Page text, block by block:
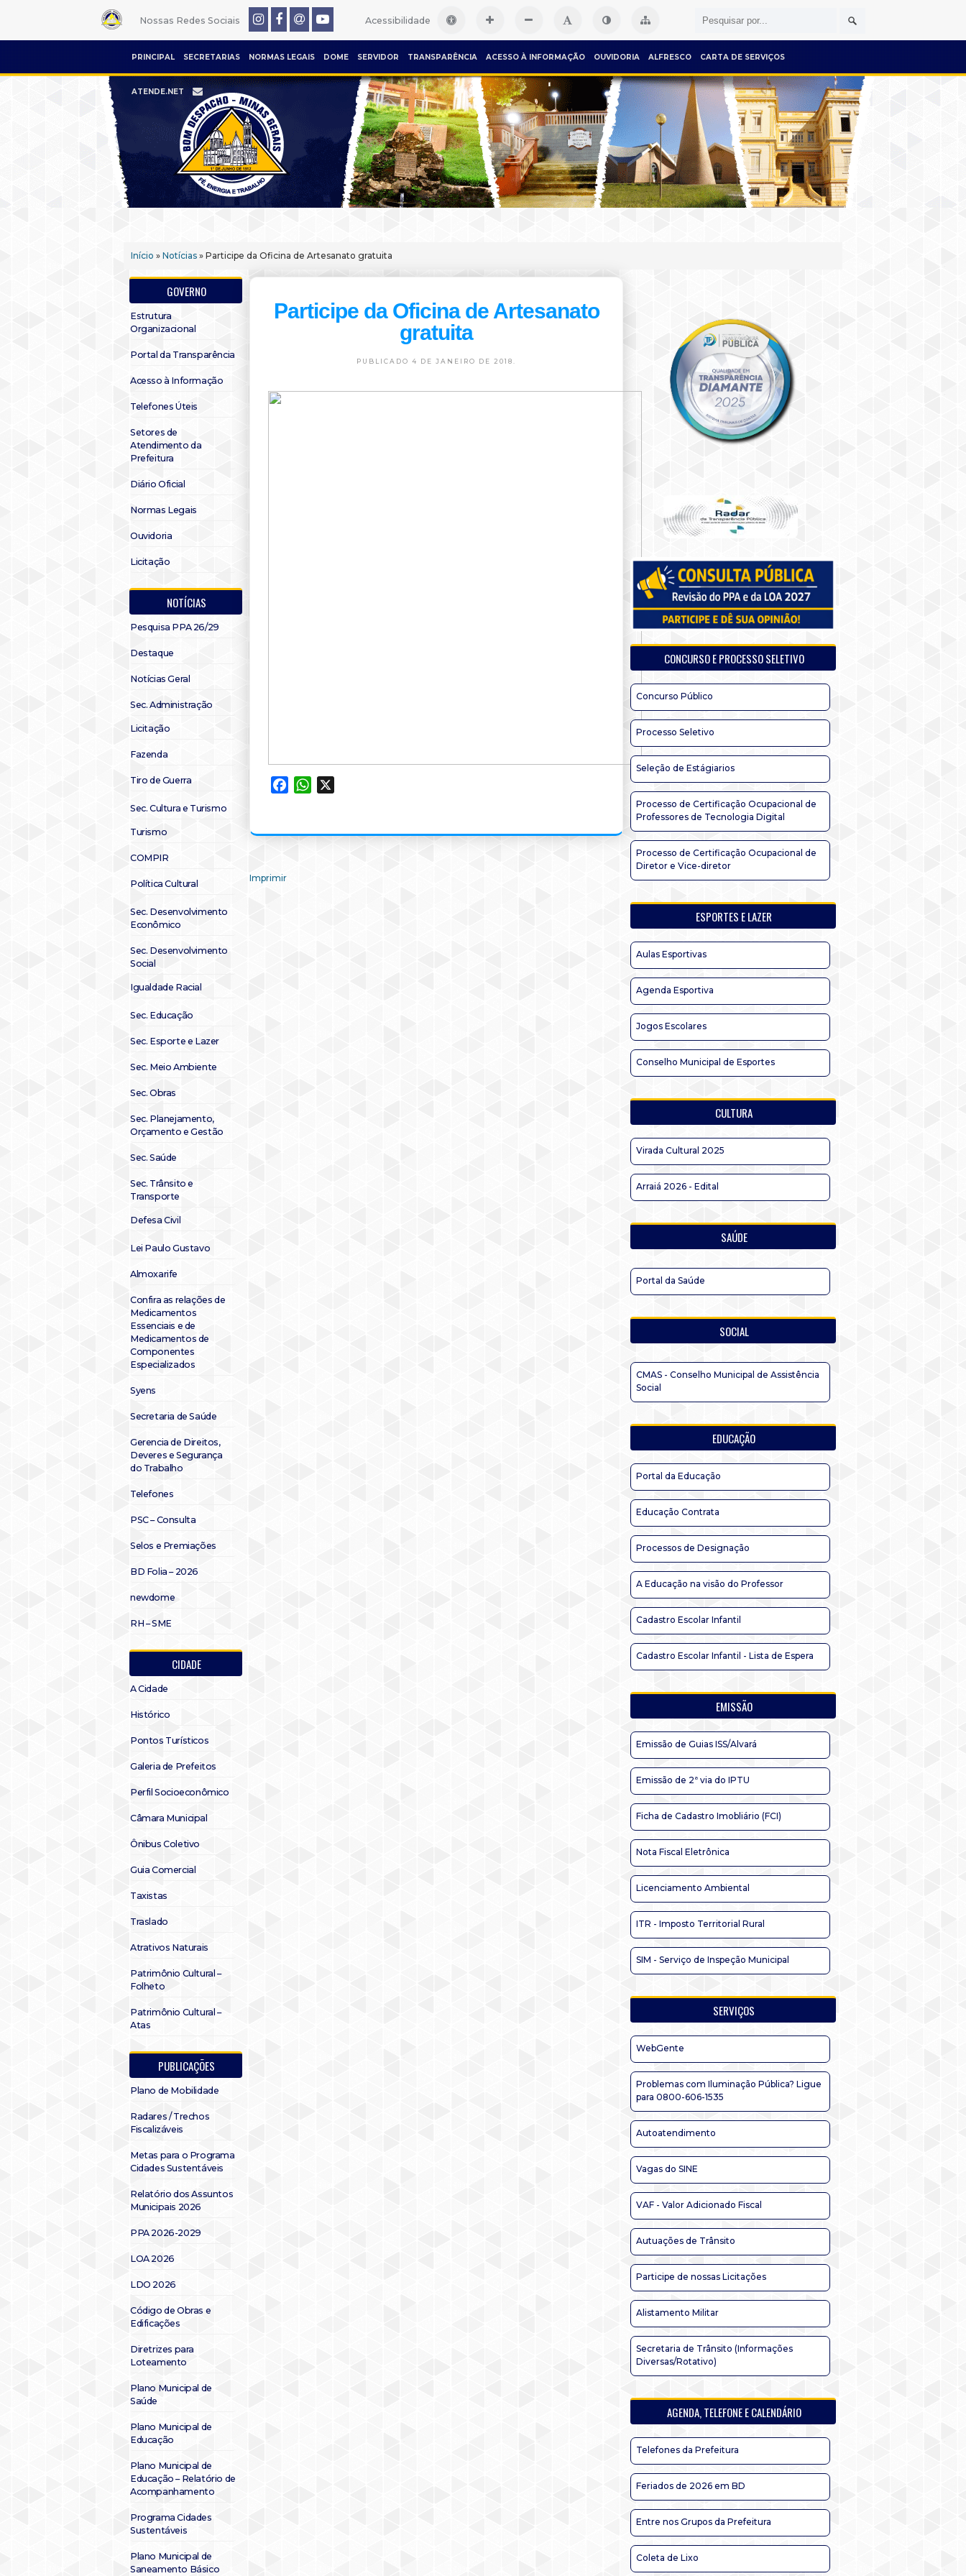
Nossas Redes Sociais Acessibilidade
PRINCIPAL SECRETARIAS NORMAS LEGAIS DOME SERVIDOR TRANSPARÊNCIA ACESSO À INFORMAÇÃO OUVIDORIA ALFRESCO CARTA DE SERVIÇOS
ATENDE.NET
Início » Notícias » Participe da Oficina de Artesanato gratuita
GOVERNO
Estrutura
Organizacional
Portal da Transparência
Acesso à Informação
Telefones Úteis
Setores de
Atendimento da
Prefeitura
Diário Oficial
Normas Legais
Ouvidoria
Licitação
NOTÍCIAS
Pesquisa PPA 26/29
Destaque
Notícias Geral
Sec. Administração
Licitação
Fazenda
Tiro de Guerra
Sec. Cultura e Turismo
Turismo
COMPIR
Política Cultural
Sec. Desenvolvimento
Econômico
Sec. Desenvolvimento
Social
Igualdade Racial
Sec. Educação
Sec. Esporte e Lazer
Sec. Meio Ambiente
Sec. Obras
Sec. Planejamento,
Orçamento e Gestão
Sec. Saúde
Sec. Trânsito e
Transporte
Defesa Civil
Lei Paulo Gustavo
Almoxarife
Confira as relações de
Medicamentos
Essenciais e de
Medicamentos de
Componentes
Especializados
Syens
Secretaria de Saúde
Gerencia de Direitos,
Deveres e Segurança
do Trabalho
Telefones
PSC – Consulta
Selos e Premiações
BD Folia – 2026
newdome
RH – SME
CIDADE
A Cidade
Histórico
Pontos Turísticos
Galeria de Prefeitos
Perfil Socioeconômico
Câmara Municipal
Ônibus Coletivo
Guia Comercial
Taxistas
Traslado
Atrativos Naturais
Patrimônio Cultural –
Folheto
Patrimônio Cultural –
Atas
PUBLICAÇÕES
Plano de Mobilidade
Radares / Trechos
Fiscalizáveis
Metas para o Programa
Cidades Sustentáveis
Relatório dos Assuntos
Municipais 2026
PPA 2026-2029
LOA 2026
LDO 2026
Código de Obras e
Edificações
Diretrizes para
Loteamento
Plano Municipal de
Saúde
Plano Municipal de
Educação
Plano Municipal de
Educação – Relatório de
Acompanhamento
Programa Cidades
Sustentáveis
Plano Municipal de
Saneamento Básico
Participe da Oficina de Artesanato
gratuita
PUBLICADO 4 DE JANEIRO DE 2018.
FacebookWhatsApp
Imprimir
CONCURSO E PROCESSO SELETIVO
Concurso Público
Processo Seletivo
Seleção de Estágiarios
Processo de Certificação Ocupacional de
Professores de Tecnologia Digital
Processo de Certificação Ocupacional de
Diretor e Vice-diretor
ESPORTES E LAZER
Aulas Esportivas
Agenda Esportiva
Jogos Escolares
Conselho Municipal de Esportes
CULTURA
Virada Cultural 2025
Arraiá 2026 - Edital
SAÚDE
Portal da Saúde
SOCIAL
CMAS - Conselho Municipal de Assistência
Social
EDUCAÇÃO
Portal da Educação
Educação Contrata
Processos de Designação
A Educação na visão do Professor
Cadastro Escolar Infantil
Cadastro Escolar Infantil - Lista de Espera
EMISSÃO
Emissão de Guias ISS/Alvará
Emissão de 2ª via do IPTU
Ficha de Cadastro Imobliário (FCI)
Nota Fiscal Eletrônica
Licenciamento Ambiental
ITR - Imposto Territorial Rural
SIM - Serviço de Inspeção Municipal
SERVIÇOS
WebGente
Problemas com Iluminação Pública? Ligue
para 0800-606-1535
Autoatendimento
Vagas do SINE
VAF - Valor Adicionado Fiscal
Autuações de Trânsito
Participe de nossas Licitações
Alistamento Militar
Secretaria de Trânsito (Informações
Diversas/Rotativo)
AGENDA, TELEFONE E CALENDÁRIO
Telefones da Prefeitura
Feriados de 2026 em BD
Entre nos Grupos da Prefeitura
Coleta de Lixo